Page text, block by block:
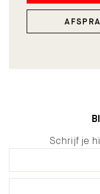
Schrijf je